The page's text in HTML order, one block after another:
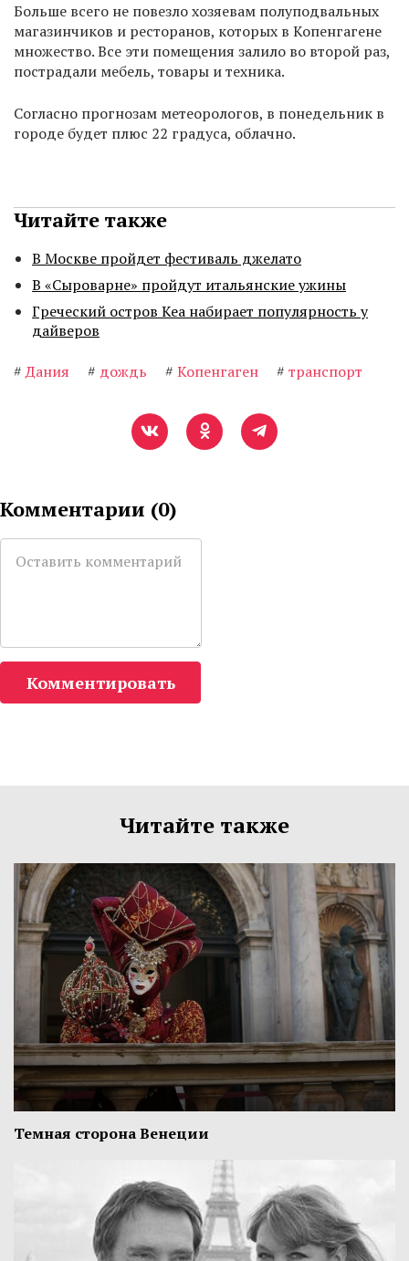
Больше всего не повезло хозяевам полуподвальных
магазинчиков и ресторанов, которых в Копенгагене
множество. Все эти помещения залило во второй раз,
пострадали мебель, товары и техника.
Согласно прогнозам метеорологов, в понедельник в
городе будет плюс 22 градуса, облачно.
Читайте также
В Москве пройдет фестиваль джелато
В «Сыроварне» пройдут итальянские ужины
Греческий остров Кеа набирает популярность у
дайверов
# Дания # дождь # Копенгаген # транспорт
Комментарии (0)
Комментировать
Читайте также
Темная сторона Венеции